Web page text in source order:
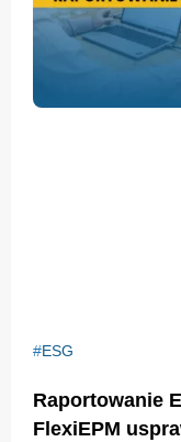
ESG
Raportowanie
FlexiEPM